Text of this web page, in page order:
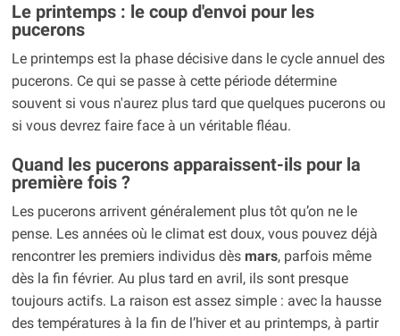
Le printemps : le coup d'envoi pour les
pucerons
Le printemps est la phase décisive dans le cycle annuel des
pucerons. Ce qui se passe à cette période détermine
souvent si vous n'aurez plus tard que quelques pucerons ou
si vous devrez faire face à un véritable fléau.
Quand les pucerons apparaissent-ils pour la
première fois ?
Les pucerons arrivent généralement plus tôt qu’on ne le
pense. Les années où le climat est doux, vous pouvez déjà
rencontrer les premiers individus dès mars, parfois même
dès la fin février. Au plus tard en avril, ils sont presque
toujours actifs. La raison est assez simple : avec la hausse
des températures à la fin de l’hiver et au printemps, à partir